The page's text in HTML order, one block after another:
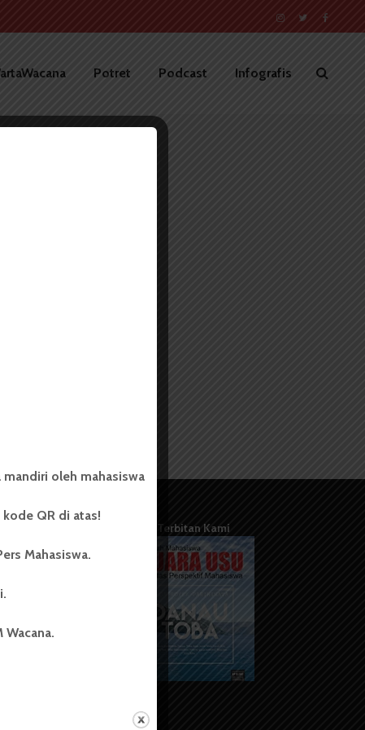
Potret Podcast Infografis
Terbitan Kami
mandiri oleh mahasiswa
kode QR di atas!
Mahasiswa.